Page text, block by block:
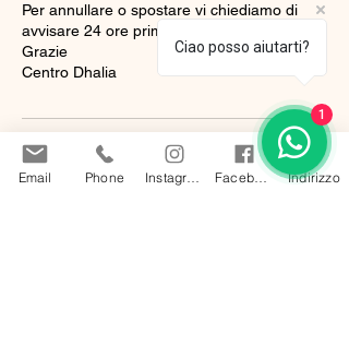
Per annullare o spostare vi chiediamo di
avvisare 24 ore prima.
Grazie
Centro Dhalia
Dettagli di contatto
Email Phone Indirizzo
Ciao posso aiutarti?
1